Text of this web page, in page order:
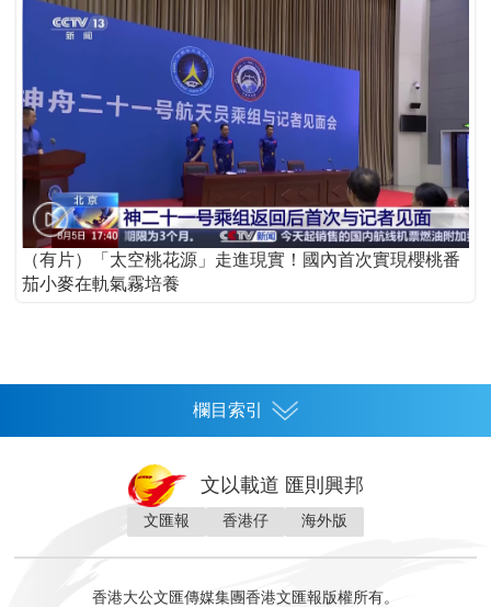
（有片）「太空桃花源」走進現實！國內首次實現櫻桃番
茄小麥在軌氣霧培養
欄目索引
灣區人
財經 地產 投資 財評 數字經濟
文以載道 匯則興邦
文匯報 香港仔 海外版
香港大公文匯傳媒集團香港文匯報版權所有。